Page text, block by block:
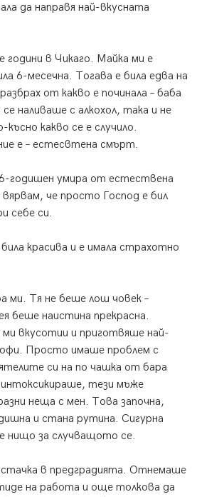
да направя най-вкусната
години в Чикаго. Майка ми е
6-месечна. Тогава е била едва на
от какво е починала – баба
наливаше с алкохол, така и не
какво се е случило.
е – естесвтена смърт.
годишен умира от естествена
че просто Господ е бил
себе си.
била красива и е имала страхотно
ми. Тя не беше лош човек –
беше наистина прекрасна.
вкусотии и приготвяше най-
Просто имаше проблем с
си на по чашка от бара
тези мъже
неща с мен. Това започна,
и стана рутина. Сигурна
нищо за случващото се.
в предградията. Отнемаше
на работа и още толкова да